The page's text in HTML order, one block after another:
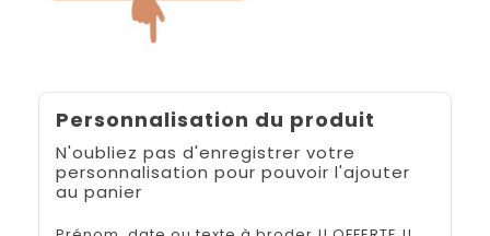
Personnalisation du produit
N'oubliez pas d'enregistrer votre
personnalisation pour pouvoir l'ajouter
au panier